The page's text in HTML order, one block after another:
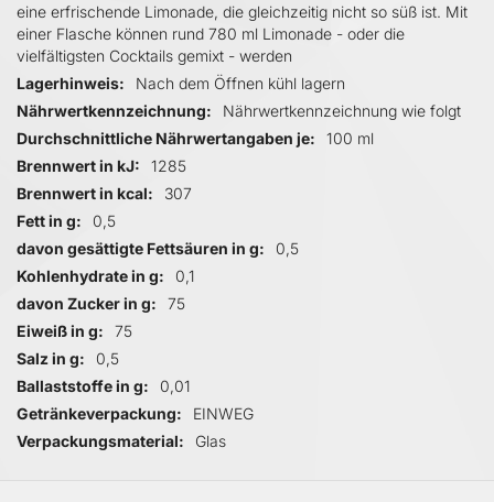
eine erfrischende Limonade, die gleichzeitig nicht so süß ist. Mit
einer Flasche können rund 780 ml Limonade - oder die
vielfältigsten Cocktails gemixt - werden
Lagerhinweis
Nach dem Öffnen kühl lagern
Nährwertkennzeichnung
Nährwertkennzeichnung wie folgt
Durchschnittliche Nährwertangaben je
100 ml
Brennwert in kJ
1285
Brennwert in kcal
307
Fett in g
0,5
davon gesättigte Fettsäuren in g
0,5
Kohlenhydrate in g
0,1
davon Zucker in g
75
Eiweiß in g
75
Salz in g
0,5
Ballaststoffe in g
0,01
Getränkeverpackung
EINWEG
Verpackungsmaterial
Glas